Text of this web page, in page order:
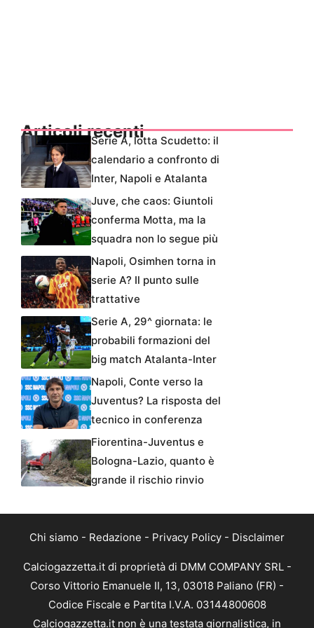
Articoli recentiSerie A, lotta Scudetto: il
calendario a confronto di
Inter, Napoli e Atalanta
Juve, che caos: Giuntoli
conferma Motta, ma la
squadra non lo segue più
Napoli, Osimhen torna in
serie A? Il punto sulle
trattative
Serie A, 29^ giornata: le
probabili formazioni del
big match Atalanta-Inter
Napoli, Conte verso la
Juventus? La risposta del
tecnico in conferenza
Fiorentina-Juventus e
Bologna-Lazio, quanto è
grande il rischio rinvio
Chi siamo - Redazione - Privacy Policy - Disclaimer
Calciogazzetta.it di proprietà di DMM COMPANY SRL -
Corso Vittorio Emanuele II, 13, 03018 Paliano (FR) -
Codice Fiscale e Partita I.V.A. 03144800608
Calciogazzetta.it non è una testata giornalistica, in